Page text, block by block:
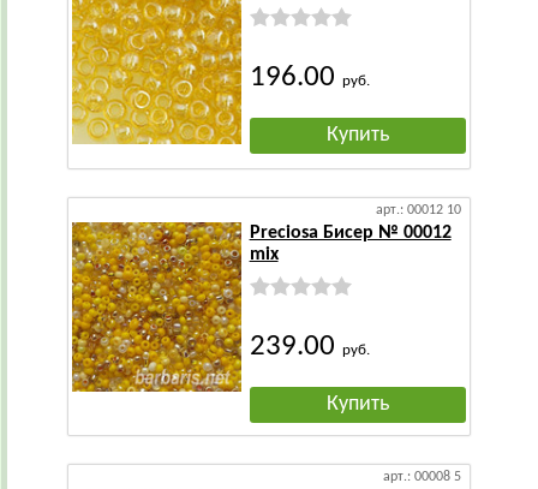
196.00 руб.
Купить
арт.: 00012 10
Preciosa Бисер № 00012
mix
239.00 руб.
Купить
арт.: 00008 5